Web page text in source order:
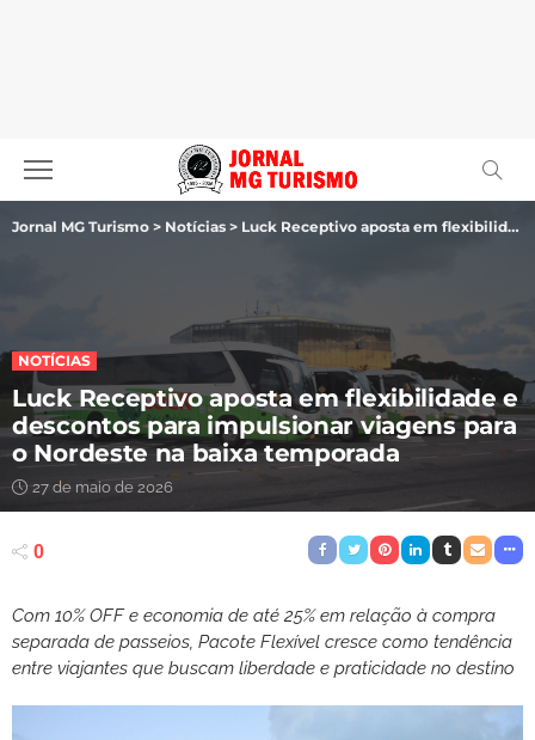
Jornal MG Turismo > Notícias > Luck Receptivo aposta em flexibilidade e descontos para impulsionar viagens para o Nordeste na baixa temporada
NOTÍCIAS
Luck Receptivo aposta em flexibilidade e
descontos para impulsionar viagens para
o Nordeste na baixa temporada
27 de maio de 2026
0
Com 10% OFF e economia de até 25% em relação à compra
separada de passeios, Pacote Flexível cresce como tendência
entre viajantes que buscam liberdade e praticidade no destino